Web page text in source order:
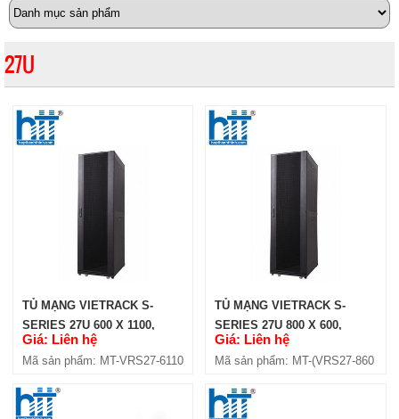
27U
TỦ MẠNG VIETRACK S-
SERIES 27U 600 X 1100,
BLACK (VRS27-6110)
Giá: Liên hệ
Mã sản phẩm: MT-VRS27-6110
TỦ MẠNG VIETRACK S-
SERIES 27U 800 X 600,
BLACK (VRS27-860)
Giá: Liên hệ
Mã sản phẩm: MT-(VRS27-860